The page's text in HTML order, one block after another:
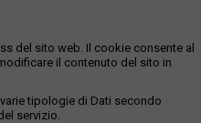
del sito web. Il cookie consente al
il contenuto del sito in
tipologie di Dati secondo
servizio.